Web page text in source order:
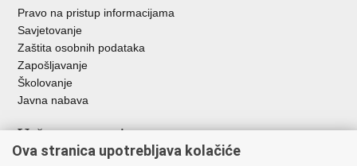
Pravo na pristup informacijama
Savjetovanje
Zaštita osobnih podataka
Zapošljavanje
Školovanje
Javna nabava
Važne poveznice
Ministarstvo unutarnjih poslova
Ova stranica upotrebljava kolačiće